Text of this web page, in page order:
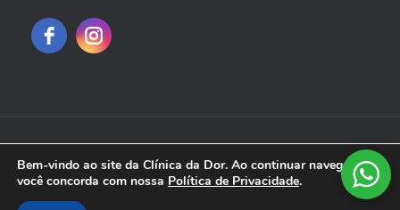
2021 | Copyright © DOR UFSCar - Todos os Direitos
Reservados
Bem-vindo ao site da Clínica da Dor. Ao continuar navegando
você concorda com nossa Política de Privacidade.